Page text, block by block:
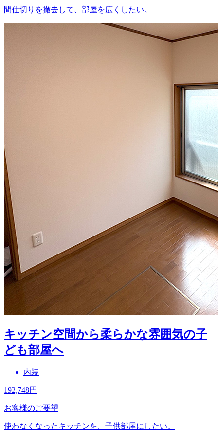
間仕切りを撤去して、部屋を広くしたい。
キッチン空間から柔らかな雰囲気の子
ども部屋へ
内装
192,748円
お客様のご要望
使わなくなったキッチンを、子供部屋にしたい。